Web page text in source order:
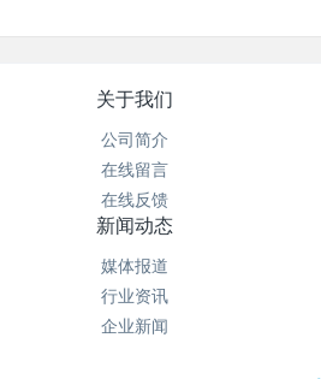
关于我们
公司简介
在线留言
在线反馈
新闻动态
媒体报道
行业资讯
企业新闻